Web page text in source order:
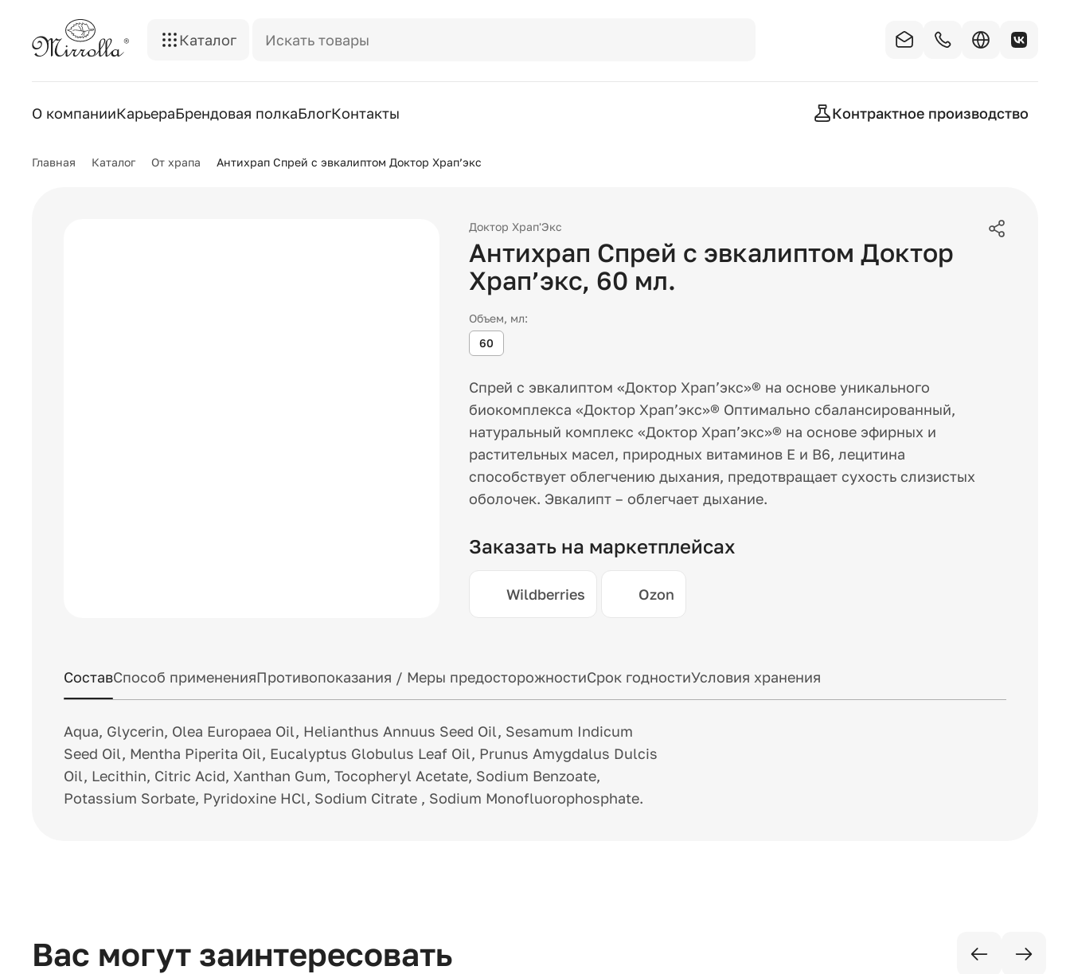
Каталог
О компанииКарьераБрендовая полкаБлогКонтакты Контрактное производство
Главная Каталог От храпа Антихрап Спрей с эвкалиптом Доктор Храп’экс
Доктор Храп'Экс
Антихрап Спрей с эвкалиптом Доктор
Храп’экс, 60 мл.
Объем, мл:
60
Спрей с эвкалиптом «Доктор Храп’экс»® на основе уникального
биокомплекса «Доктор Храп’экс»® Оптимально сбалансированный,
натуральный комплекс «Доктор Храп’экс»® на основе эфирных и
растительных масел, природных витаминов Е и В6, лецитина
способствует облегчению дыхания, предотвращает сухость слизистых
оболочек. Эвкалипт – облегчает дыхание.
Заказать на маркетплейсах
Wildberries Ozon
СоставСпособ примененияПротивопоказания / Меры предосторожностиСрок годностиУсловия хранения
Aqua, Glycerin, Olea Europaea Oil, Helianthus Annuus Seed Oil, Sesamum Indicum
Seed Oil, Mentha Piperita Oil, Eucalyptus Globulus Leaf Oil, Prunus Amygdalus Dulcis
Oil, Lecithin, Citric Acid, Xanthan Gum, Tocopheryl Acetate, Sodium Benzoate,
Potassium Sorbate, Pyridoxine HCl, Sodium Citrate , Sodium Monofluorophosphate.
Вас могут заинтересовать